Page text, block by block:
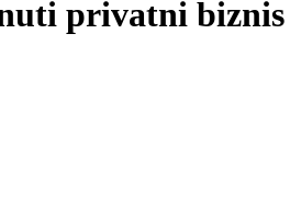
nezaposlene
privatni biznis